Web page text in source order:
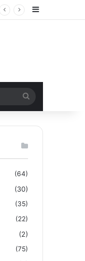
for
(64)
(30)
(35)
(22)
(2)
(75)